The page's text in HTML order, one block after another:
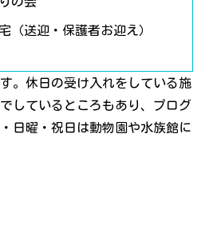
（送迎・保護者お迎え）
。休日の受け入れをしている施
しているところもあり、プログ
日曜・祝日は動物園や水族館に